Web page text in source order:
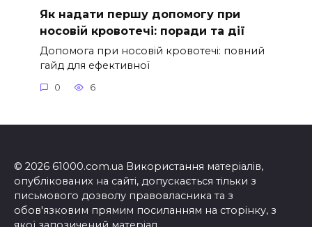
Як надати першу допомогу при
носовій кровотечі: поради та дії
Допомога при носовій кровотечі: повний
гайд для ефективної
0 6
© 2026 61000.com.ua Використання матеріалів,
опублікованих на сайті, допускається тільки з
письмового дозволу правовласника та з
обов'язковим прямим посиланням на сторінку, з